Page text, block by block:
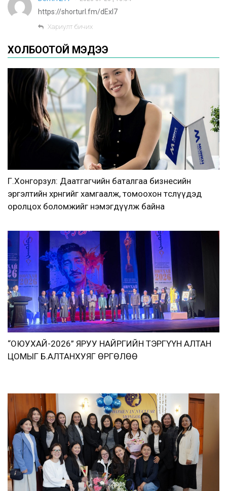
https://shorturl.fm/dExI7
Хариулт бичих
ХОЛБООТОЙ МЭДЭЭ
Г.Хонгорзул: Даатгагчийн баталгаа бизнесийн
эргэлтийн хөрөнгийг хамгаалж, томоохон төслүүдэд
оролцох боломжийг нэмэгдүүлж байна
“ОЮУХАЙ-2026” ЯРУУ НАЙРГИЙН ТЭРГҮҮН АЛТАН
ЦОМЫГ Б.АЛТАНХУЯГ ӨРГӨЛӨӨ